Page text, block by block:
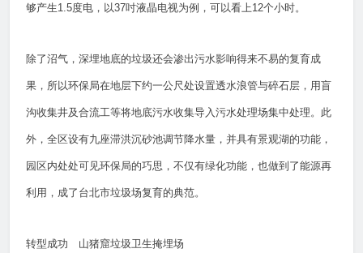
够产生1.5度电，以37吋液晶电视为例，可以看上12个小时。
除了沼气，深埋地底的垃圾还会渗出污水影响得来不易的复育成
果，所以环保局在地层下约一公尺处设置透水浪管与碎石层，用盲
沟收集井及合流工等将地底污水收集导入污水处理场集中处理。此
外，全区设有九座滞洪沉砂池调节降水量，并具有景观湖的功能，
园区内处处可见环保局的巧思，不仅有绿化功能，也做到了能源再
利用，成了台北市垃圾场复育的典范。
转型成功 山猪窟垃圾卫生掩埋场